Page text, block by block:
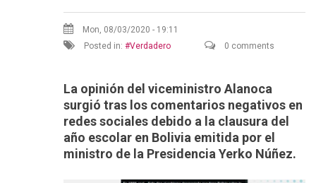
Mon, 08/03/2020 - 19:11
Posted in:
Verdadero 0 comments
La opinión del viceministro Alanoca
surgió tras los comentarios negativos en
redes sociales debido a la clausura del
año escolar en Bolivia emitida por el
ministro de la Presidencia Yerko Núñez.